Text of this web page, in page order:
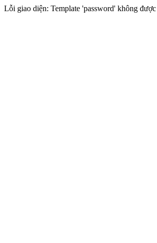
Lỗi giao diện: Template 'password' không